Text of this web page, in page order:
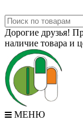
Дорогие друзья!
наличие товара и
МЕНЮ